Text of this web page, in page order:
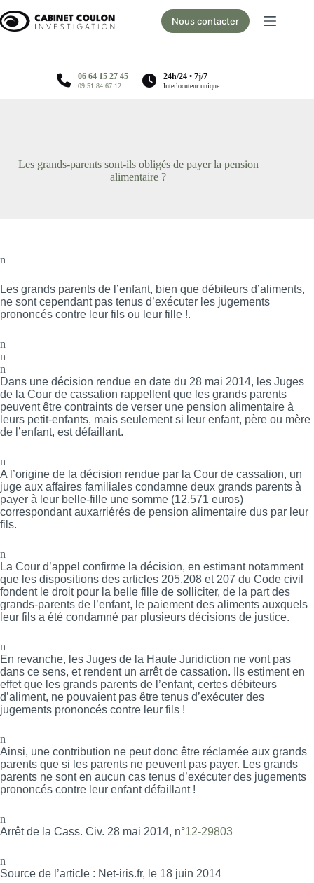
au
contenu
Nous contacter
06 64 15 27 45
09 51 84 67 12
24h/24 • 7j/7
Interlocuteur unique
Les grands-parents sont-ils obligés de payer la pension
alimentaire ?
n
Les grands parents de l’enfant, bien que débiteurs d’aliments,
ne sont cependant pas tenus d’exécuter les jugements
prononcés contre leur fils ou leur fille !.
n
n
n
Dans une décision rendue en date du 28 mai 2014, les Juges
de la Cour de cassation rappellent que les grands parents
peuvent être contraints de verser une pension alimentaire à
leurs petit-enfants, mais seulement si leur enfant, père ou mère
de l’enfant, est défaillant.
n
A l’origine de la décision rendue par la Cour de cassation, un
juge aux affaires familiales condamne deux grands parents à
payer à leur belle-fille une somme (12.571 euros)
correspondant auxarriérés de pension alimentaire dus par leur
fils.
n
La Cour d’appel confirme la décision, en estimant notamment
que les dispositions des articles 205,208 et 207 du Code civil
fondent le droit pour la belle fille de solliciter, de la part des
grands-parents de l’enfant, le paiement des aliments auxquels
leur fils a été condamné par plusieurs décisions de justice.
n
En revanche, les Juges de la Haute Juridiction ne vont pas
dans ce sens, et rendent un arrêt de cassation. Ils estiment en
effet que les grands parents de l’enfant, certes débiteurs
d’aliment, ne pouvaient pas être tenus d’exécuter des
jugements prononcés contre leur fils !
n
Ainsi, une contribution ne peut donc être réclamée aux grands
parents que si les parents ne peuvent pas payer. Les grands
parents ne sont en aucun cas tenus d’exécuter des jugements
prononcés contre leur enfant défaillant !
n
Arrêt de la Cass. Civ. 28 mai 2014, n°12-29803
n
Source de l’article : Net-iris.fr, le 18 juin 2014